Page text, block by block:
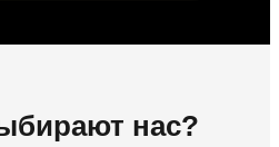
нас?